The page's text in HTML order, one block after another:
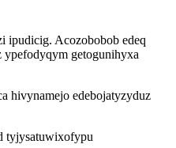
ipudicig. Acozobobob edeq
getogunihyxa
hivynamejo edebojatyzyduz
tyjysatuwixofypu